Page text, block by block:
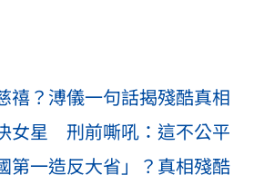
禧？溥儀一句話揭殘酷真相
女星 刑前嘶吼：這不公平
第一造反大省」？真相殘酷